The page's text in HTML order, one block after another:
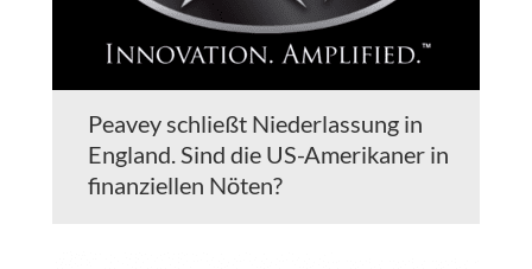
Peavey schließt Niederlassung in
England. Sind die US-Amerikaner in
finanziellen Nöten?